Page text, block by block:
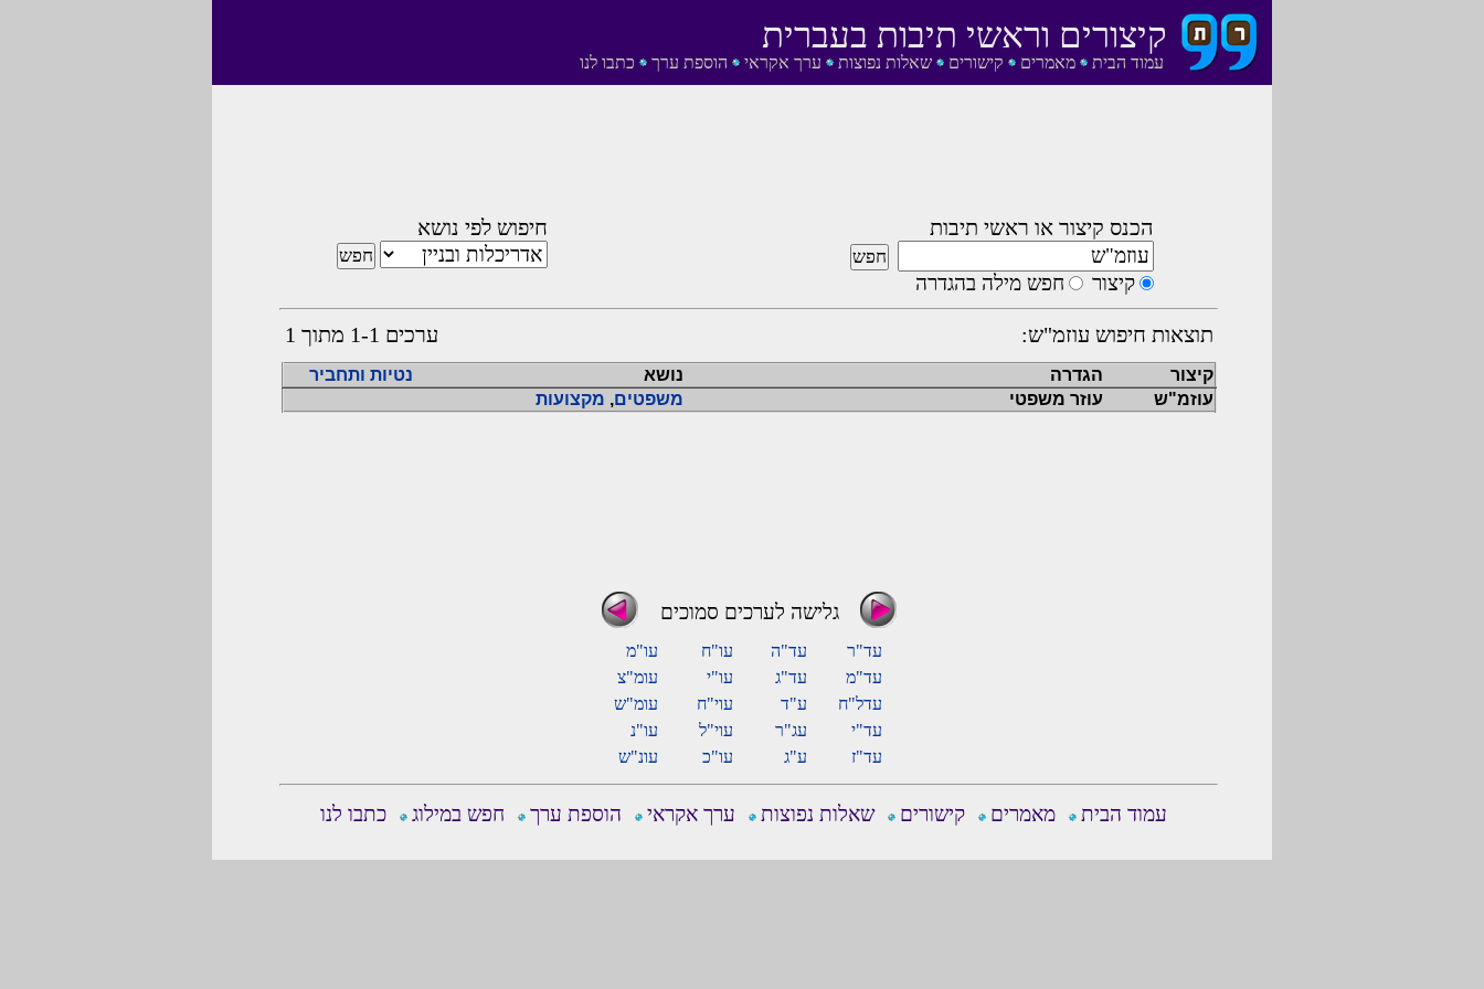
עמוד הבית מאמרים קישורים שאלות נפוצות ערך אקראי הוספת ערך כתבו לנו
קיצורים וראשי תיבות בעברית
הכנס קיצור או ראשי תיבות
קיצור חפש מילה בהגדרה
חיפוש לפי נושא
תוצאות חיפוש עוזמ"ש: ערכים 1-1 מתוך 1
קיצור הגדרה נושא
נטיות ותחביר
עוזמ"ש
עוזר משפטי משפטים, מקצועות
גלישה לערכים סמוכים
עד"ר עד"ה עו"ח
עו"מ
עד"מ
עד"ג עו"י
עומ"צ
עדל"ח
ע"ד עוי"ח
עומ"ש
עד"י
עג"ר עוי"ל
עו"נ
עד"ז
ע"ג עו"כ עונ"ש
עמוד הבית מאמרים קישורים שאלות נפוצות ערך אקראי הוספת ערך חפש במילוג כתבו לנו